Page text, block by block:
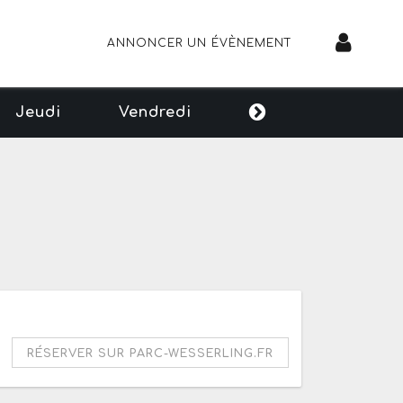
ANNONCER UN ÉVÈNEMENT
Jeudi Vendredi
les jours de 10h à 18h
RÉSERVER SUR PARC-WESSERLING.FR